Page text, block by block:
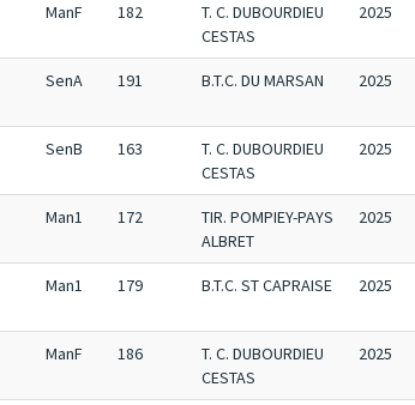
ManF 182
T. C. DUBOURDIEU
CESTAS
2025
SenA 191 B.T.C. DU MARSAN 2025
SenB 163
T. C. DUBOURDIEU
CESTAS
2025
Man1 172
TIR. POMPIEY-PAYS
ALBRET
2025
Man1 179 B.T.C. ST CAPRAISE 2025
ManF 186
T. C. DUBOURDIEU
CESTAS
2025